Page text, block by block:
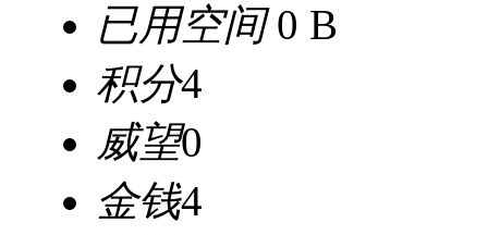
已用空间0 B
积分4
威望0
金钱4